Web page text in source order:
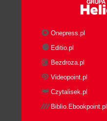
Onepress.pl
Editio.pl
Bezdroza.pl
Videopoint.pl
Czytalisek.pl
Biblio.Ebookpoint.pl